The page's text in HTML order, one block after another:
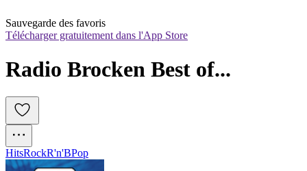
Sauvegarde des favoris
Télécharger gratuitement dans l'App Store
Radio Brocken Best of...
HitsRockR'n'BPop